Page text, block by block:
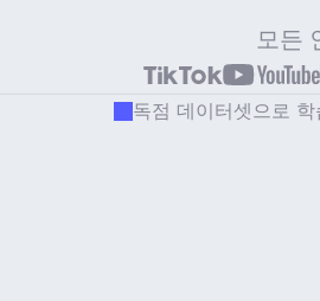
모든
독점 데이터셋으로 학